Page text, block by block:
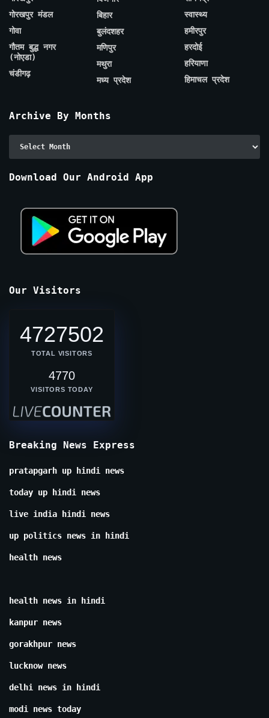
गोरखपुर मंडल
गोवा
गौतम बुद्ध नगर
(नोएडा)
चंडीगढ़
बिहार
बुलंदशहर
मणिपुर
मथुरा
मध्य प्रदेश
स्वास्थ्य
हमीरपुर
हरदोई
हरियाणा
हिमाचल प्रदेश
Archive By Months
Archive
Download Our Android App
Our Visitors
4727502
TOTAL VISITORS
4770
VISITORS TODAY
Breaking News Express
pratapgarh up hindi news
today up hindi news
live india hindi news
up politics news in hindi
health news
health news in hindi
kanpur news
gorakhpur news
lucknow news
delhi news in hindi
modi news today